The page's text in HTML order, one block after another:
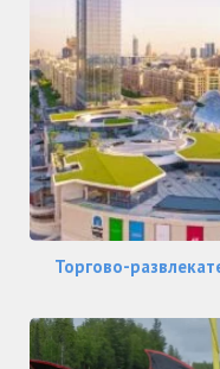
Торгово-